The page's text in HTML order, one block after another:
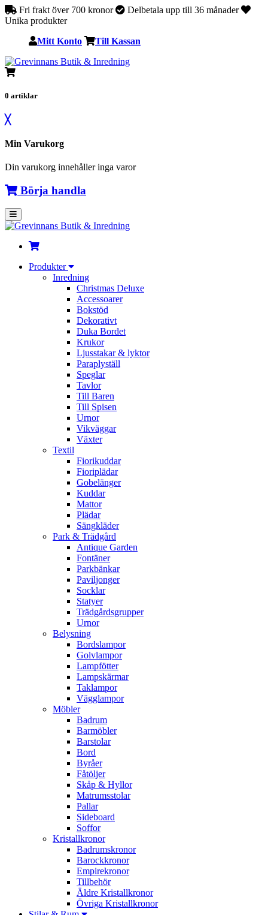
Fri frakt över 700 kronor
Delbetala upp till 36 månader
Unika produkter
Mitt Konto Till Kassan
0 artiklar
╳
Min Varukorg
Din varukorg innehåller inga varor
Börja handla
Produkter
Inredning
Christmas Deluxe
Accessoarer
Bokstöd
Dekorativt
Duka Bordet
Krukor
Ljusstakar & lyktor
Paraplyställ
Speglar
Tavlor
Till Baren
Till Spisen
Urnor
Vikväggar
Växter
Textil
Fiorikuddar
Fioriplädar
Gobelänger
Kuddar
Mattor
Plädar
Sängkläder
Park & Trädgård
Antique Garden
Fontäner
Parkbänkar
Paviljonger
Socklar
Statyer
Trädgårdsgrupper
Urnor
Belysning
Bordslampor
Golvlampor
Lampfötter
Lampskärmar
Taklampor
Vägglampor
Möbler
Badrum
Barmöbler
Barstolar
Bord
Byråer
Fåtöljer
Skåp & Hyllor
Matrumsstolar
Pallar
Sideboard
Soffor
Kristallkronor
Badrumskronor
Barockkronor
Empirekronor
Tillbehör
Äldre Kristallkronor
Övriga Kristallkronor